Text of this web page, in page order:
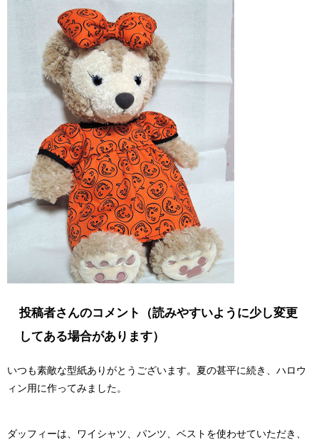
投稿者さんのコメント（読みやすいように少し変更
してある場合があります）
いつも素敵な型紙ありがとうございます。夏の甚平に続き、ハロウ
ィン用に作ってみました。
ダッフィーは、ワイシャツ、パンツ、ベストを使わせていただき、